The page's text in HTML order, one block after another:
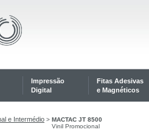
Impressão
Digital
Fitas Adesivas
e Magnéticos
e Intermédio > MACTAC JT 8500
Vinil Promocional